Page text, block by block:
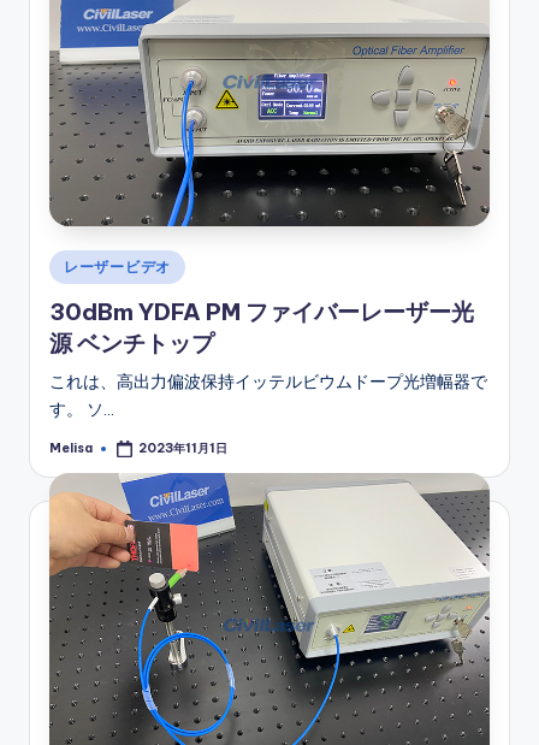
Posted
in
レーザービデオ
30dBm YDFA PM ファイバーレーザー光
源 ベンチトップ
これは、高出力偏波保持イッテルビウムドープ光増幅器で
す。 ソ…
Posted
Melisa 2023年11月1日